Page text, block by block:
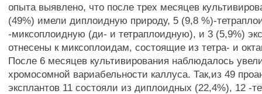
опыта выявлено, что после трех месяцев
(49%) имели диплоидную природу, 5 (9,8 %)-
-миксоплоидную (ди- и тетраплоидную), и 3 (5,9%)
отнесены к миксоплоидам, состоящие из тетра- и
После 6 месяцев культивирования наблюдалось
хромосомной вариабельности каллуса. Так,из 49
эксплантов 11 состояли из диплоидных (22,4%), 12 -